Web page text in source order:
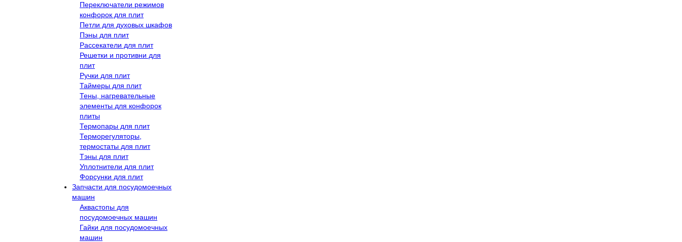
Переключатели режимов
конфорок для плит
Петли для духовых шкафов
Пэны для плит
Рассекатели для плит
Решетки и противни для
плит
Ручки для плит
Таймеры для плит
Тены, нагревательные
элементы для конфорок
плиты
Термопары для плит
Терморегуляторы,
термостаты для плит
Тэны для плит
Уплотнители для плит
Форсунки для плит
Запчасти для посудомоечных
машин
Аквастопы для
посудомоечных машин
Гайки для посудомоечных
машин